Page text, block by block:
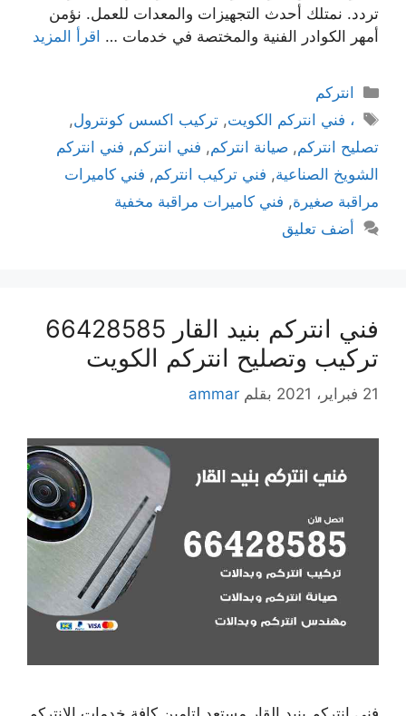
تردد. نمتلك أحدث التجهيزات والمعدات للعمل. نؤمن
أمهر الكوادر الفنية والمختصة في خدمات … اقرأ المزيد
انتركم
، فني انتركم الكويت,تركيب اكسس كونترول,
تصليح انتركم, صيانة انتركم, فني انتركم, فني انتركم
الشويخ الصناعية, فني تركيب انتركم, فني كاميرات
مراقبة صغيرة, فني كاميرات مراقبة مخفية
أضف تعليق
فني انتركم بنيد القار 66428585
تركيب وتصليح انتركم الكويت
21 فبراير، 2021 بقلم ammar